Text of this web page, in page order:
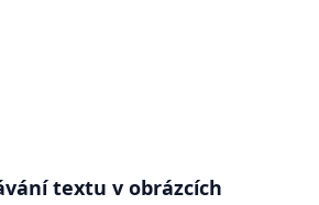
textu v obrázcích